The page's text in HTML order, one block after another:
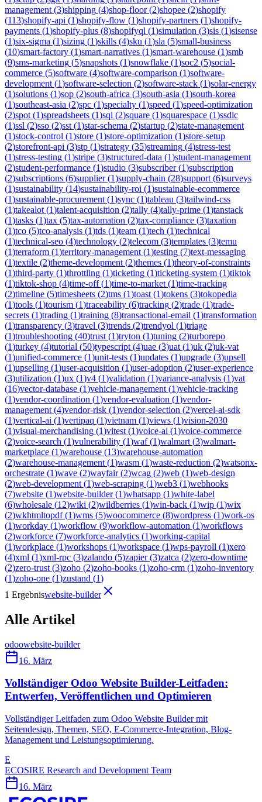
management (3)shipping (4)shop-floor(2)shopee (2)shopify
(113)shopify-api (1)shopify-flow (1)shopify-partners (1)shopify-
payments (1)shopify-plus (8)shopifyql (1)simulation (3)sis (1)sisense
(1)six-sigma (1)sizing (1)skills (4)sku (1)sla (5)small-business
(10)smart-factory (1)smart-narratives (1)smart-warehouse (1)smb
(9)sms-marketing (5)snapshots (1)snowflake (1)soc2 (5)social-
commerce (5)software (4)software-comparison (1)software-
development (1)software-selection (2)software-stack (1)solar-energy
(1)solutions (1)sop (2)south-africa (3)south-asia (1)south-korea
(1)southeast-asia (2)spc (1)specialty (1)speed (1)speed-optimization
(2)spot (1)spreadsheets (1)sql (2)square (1)squarespace (1)ssdlc
(1)ssl (2)sso (2)sst (1)star-schema (2)startup (2)state-management
(1)stock-control (1)store (1)store-optimization (1)store-setup
(2)storefront-api (3)stp (1)strategy (35)streaming (4)stress-test
(1)stress-testing (1)stripe (3)structured-data (1)student-management
(2)student-performance (1)studio (3)subscriber(1)subscription
(2)subscriptions (6)supplier(1)supply-chain (28)support (6)surveys
(1)sustainability (14)sustainability-roi (1)sustainable-ecommerce
(1)sustainable-procurement (1)sync (1)tableau (3)tailwind-css
(1)takealot (1)talent-acquisition (2)tally (4)tally-prime (1)tanstack
(1)tasks (1)tax (5)tax-automation (2)tax-compliance (3)taxation
(1)tco (5)tco-analysis (1)tds (1)team (1)tech (1)technical
(1)technical-seo (4)technology (2)telecom (3)templates (3)temu
(1)terraform (1)territory-management (1)testing (7)text-messaging
(1)textile (2)theme-development (2)themes (1)theory-of-constraints
(1)third-party (1)throttling (1)ticketing (1)ticketing-system (1)tiktok
(1)tiktok-shop (4)time-off(1)time-to-market (1)time-tracking
(2)timeline (5)timesheets (2)tms (1)toast (1)tokens (3)tokopedia
(1)tools (1)tourism (1)traceability (6)tracking (2)trade (1)trade-
secrets (1)trading (1)training (8)transactional-email (1)transformation
(1)transparency (3)travel (3)trends (2)trendyol (1)triage
(1)troubleshooting (40)trust (1)tryton (1)tuning (2)turborepo
(1)turkey (4)tutorial (50)typescript (4)uae (3)uat (1)uk (2)uk-vat
(1)unified-commerce (1)unit-tests (1)updates (1)upgrade (3)upsell
(1)upselling (1)user-acquisition (1)user-adoption (2)user-experience
(3)utilization (1)ux (1)v4 (1)validation (1)variance-analysis (1)vat
(16)vector-database (1)vehicle-management (1)vehicle-tracking
(1)vendor-coordination (1)vendor-evaluation (1)vendor-
management (4)vendor-risk (1)vendor-selection (2)vercel-ai-sdk
(1)vertical-ai (1)vertipaq (1)vietnam (1)views (1)vision-2030
(1)visual-merchandising (1)vitest (1)voice-ai (1)voice-commerce
(2)voice-search (1)vulnerability (1)waf(1)walmart (3)walmart-
marketplace (1)warehouse (13)warehouse-automation
(2)warehouse-management (1)wasm (1)waste-reduction (2)watsonx-
orchestrate (1)wave (2)wayfair(2)wcag (2)web (1)web-design
(2)web-development (1)web-scraping (1)web3 (1)webhooks
(7)website (1)website-builder(1)whatsapp (1)white-label
(6)wholesale (12)wiki (2)wildberries (1)win-back (1)wip (1)wix
(2)wkhtmltopdf(1)wms (5)woocommerce (8)wordpress (1)work-os
(1)workday (1)workflow (9)workflow-automation (1)workflows
(2)workforce (7)workforce-analytics (1)working-capital
(1)workplace (1)workshops (1)workspace (1)wps-payroll (1)xero
(4)xml (1)xml-rpc (3)zalando (5)zapier(3)zatca (2)zero-downtime
(2)zero-trust (3)zoho (2)zoho-books (1)zoho-crm (1)zoho-inventory
(1)zoho-one (1)zustand (1)
1 Ergebniswebsite-builder
Alle Artikel
odoowebsite-builder
16. März
Vollständiger Odoo Website Builder-Leitfaden:
Entwerfen, Veröffentlichen und Optimieren
Vollständiger Leitfaden zum Odoo Website Builder mit
Seitendesign, Themen, SEO, E-Commerce-Integration, Blog-
Management und Leistungsoptimierung.
E
ECOSIRE Research and Development Team
16. März